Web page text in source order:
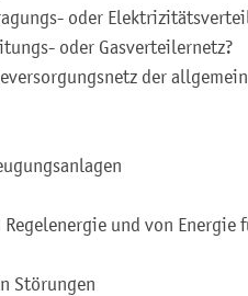
oder
oder Gasverteilernetz?
der
und von Energie
Störungen